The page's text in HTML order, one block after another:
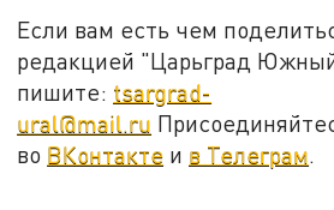
Если вам есть чем
редакцией "Царьград
пишите: tsargrad-
ural@mail.ru
во ВКонтакте и в Телеграм.